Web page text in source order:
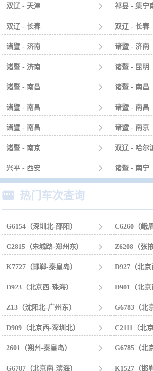
双辽 - 天津  祁县 - 集宁
双辽 - 长春  双辽 - 长春
诸暨 - 济南  诸暨 - 济南
诸暨 - 济南  诸暨 - 昆明
诸暨 - 南昌  诸暨 - 南昌
诸暨 - 南昌  诸暨 - 南昌
诸暨 - 南昌  诸暨 - 南京
诸暨 - 南京  双辽 - 哈尔
兴平 - 西安  诸暨 - 南宁
 热门车次查询
G6154（深圳北-邵阳）  C6260（峨
C2815（宋城路-郑州东）  Z6208（张
K7727（邯郸-秦皇岛）  D927（北京
D923（北京西-珠海）  D901（北京
Z13（沈阳北-广州东）  G6783（北
D909（北京西-深圳北）  C2111（北
2601（朔州-秦皇岛）  G6785（北
G6787（北京南-滨海）  K1527（邯